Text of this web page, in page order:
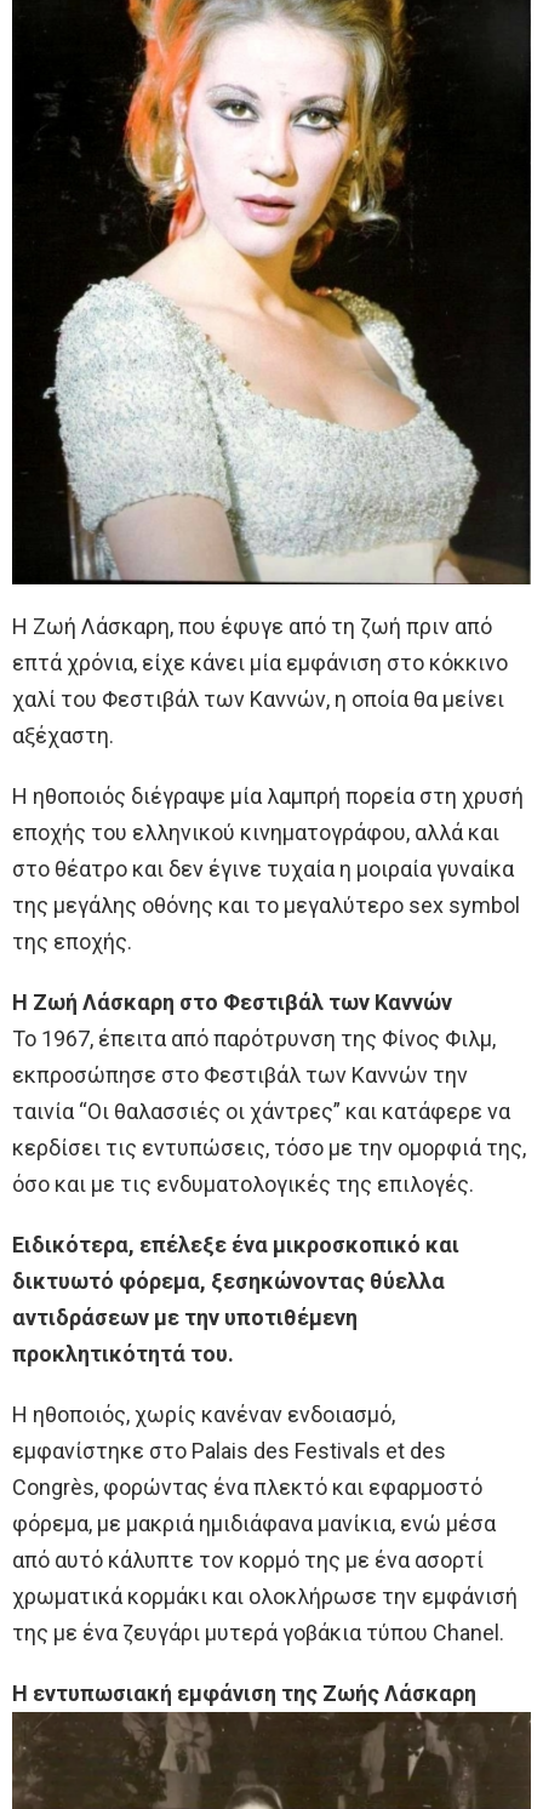
Η Ζωή Λάσκαρη, που έφυγε από τη ζωή πριν από
επτά χρόνια, είχε κάνει μία εμφάνιση στο κόκκινο
χαλί του Φεστιβάλ των Καννών, η οποία θα μείνει
αξέχαστη.
Η ηθοποιός διέγραψε μία λαμπρή πορεία στη χρυσή
εποχής του ελληνικού κινηματογράφου, αλλά και
στο θέατρο και δεν έγινε τυχαία η μοιραία γυναίκα
της μεγάλης οθόνης και το μεγαλύτερο sex symbol
της εποχής.
Η Ζωή Λάσκαρη στο Φεστιβάλ των Καννών
Το 1967, έπειτα από παρότρυνση της Φίνος Φιλμ,
εκπροσώπησε στο Φεστιβάλ των Καννών την
ταινία “Οι θαλασσιές οι χάντρες” και κατάφερε να
κερδίσει τις εντυπώσεις, τόσο με την ομορφιά της,
όσο και με τις ενδυματολογικές της επιλογές.
Ειδικότερα, επέλεξε ένα μικροσκοπικό και
δικτυωτό φόρεμα, ξεσηκώνοντας θύελλα
αντιδράσεων με την υποτιθέμενη
προκλητικότητά του.
Η ηθοποιός, χωρίς κανέναν ενδοιασμό,
εμφανίστηκε στο Palais des Festivals et des
Congrès, φορώντας ένα πλεκτό και εφαρμοστό
φόρεμα, με μακριά ημιδιάφανα μανίκια, ενώ μέσα
από αυτό κάλυπτε τον κορμό της με ένα ασορτί
χρωματικά κορμάκι και ολοκλήρωσε την εμφάνισή
της με ένα ζευγάρι μυτερά γοβάκια τύπου Chanel.
Η εντυπωσιακή εμφάνιση της Ζωής Λάσκαρη